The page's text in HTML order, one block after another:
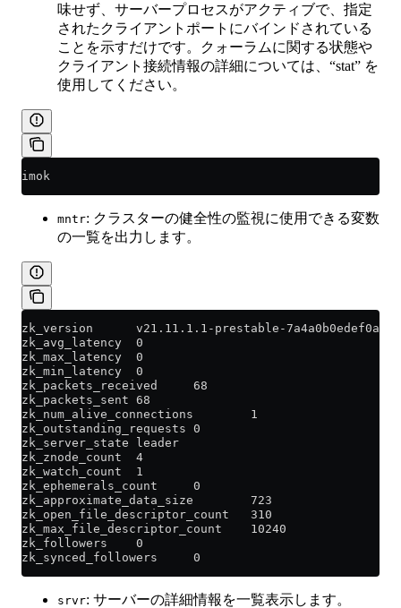
味せず、サーバープロセスがアクティブで、指定
されたクライアントポートにバインドされている
ことを示すだけです。クォーラムに関する状態や
クライアント接続情報の詳細については、“stat” を
使用してください。
imok
mntr: クラスターの健全性の監視に使用できる変数
の一覧を出力します。
zk_version      v21.11.1.1-prestable-
zk_avg_latency  0
zk_max_latency  0
zk_min_latency  0
zk_packets_received     68
zk_packets_sent 68
zk_num_alive_connections        1
zk_outstanding_requests 0
zk_server_state leader
zk_znode_count  4
zk_watch_count  1
zk_ephemerals_count     0
zk_approximate_data_size        723
zk_open_file_descriptor_count   310
zk_max_file_descriptor_count    10240
zk_followers    0
zk_synced_followers     0
srvr: サーバーの詳細情報を一覧表示します。